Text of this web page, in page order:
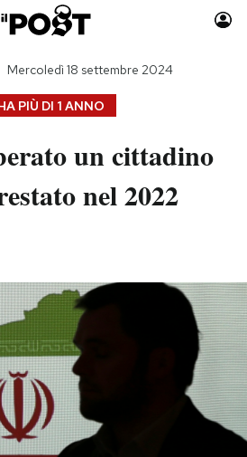
Auto
Moda
Consumismi
Media
Europa
Altrecose
Mondiali calcio 2026
PIÙ DI 1 ANNO
Mercoledì 18 settembre 2024
un cittadino
nel 2022